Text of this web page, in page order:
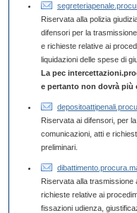
Riservata alla polizia
difensori per la
e richieste relative ai
liquidazioni delle spese di
La pec
e pertanto non dovrà più
Riservata ai difensori, per
comunicazioni, atti e
preliminari.
Riservata alla trasmissione
richieste relative ai
fissazioni udienza,